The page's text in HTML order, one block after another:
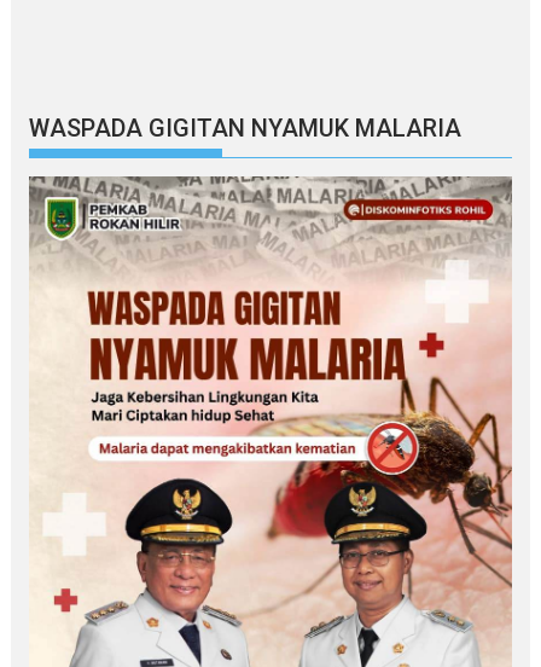
WASPADA GIGITAN NYAMUK MALARIA